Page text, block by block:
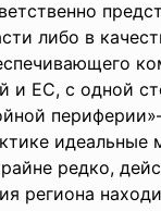
либо в
и ЕС, с одной
идеальные
редко,
региона